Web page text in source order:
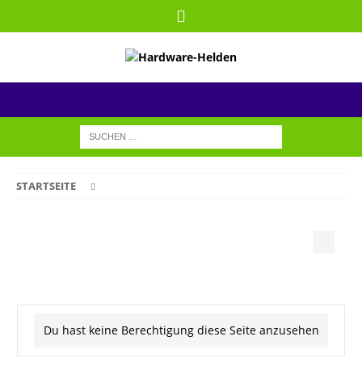
STARTSEITE
Du hast keine Berechtigung diese Seite anzusehen